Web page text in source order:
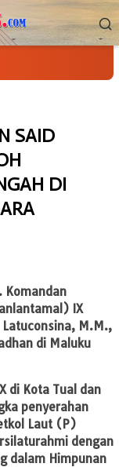
SAID
DI
Komandan
IX
M.M.,
di Maluku
di Kota Tual dan
penyerahan
Laut (P)
dengan
dalam Himpunan